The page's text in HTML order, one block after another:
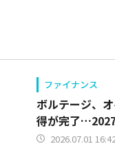
ファイナンス
ボルテージ、
得が完了
2026.07.01